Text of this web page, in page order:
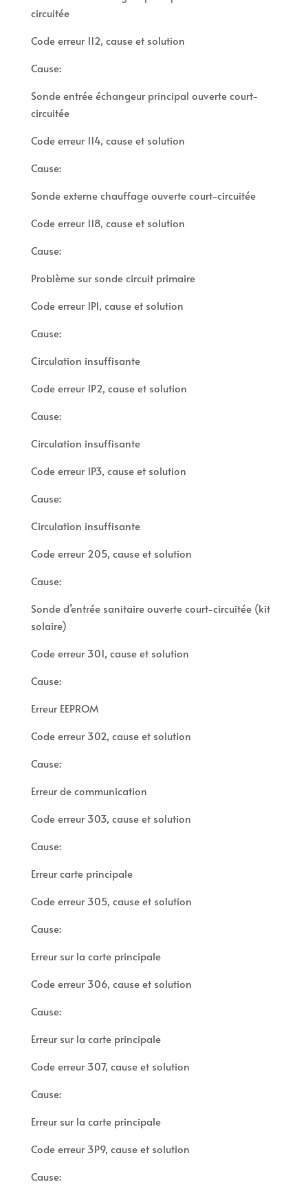
circuitée
Code erreur 112, cause et solution
Cause:
Sonde entrée échangeur principal ouverte court-
circuitée
Code erreur 114, cause et solution
Cause:
Sonde externe chauffage ouverte court-circuitée
Code erreur 118, cause et solution
Cause:
Problème sur sonde circuit primaire
Code erreur 1P1, cause et solution
Cause:
Circulation insuffisante
Code erreur 1P2, cause et solution
Cause:
Circulation insuffisante
Code erreur 1P3, cause et solution
Cause:
Circulation insuffisante
Code erreur 205, cause et solution
Cause:
Sonde d’entrée sanitaire ouverte court-circuitée (kit
solaire)
Code erreur 301, cause et solution
Cause:
Erreur EEPROM
Code erreur 302, cause et solution
Cause:
Erreur de communication
Code erreur 303, cause et solution
Cause:
Erreur carte principale
Code erreur 305, cause et solution
Cause:
Erreur sur la carte principale
Code erreur 306, cause et solution
Cause:
Erreur sur la carte principale
Code erreur 307, cause et solution
Cause:
Erreur sur la carte principale
Code erreur 3P9, cause et solution
Cause: